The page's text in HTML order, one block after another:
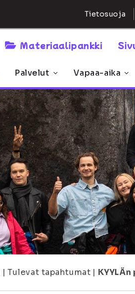
Tietosuoja
Materiaalipankki
Palvelut Vapaa-aika
| Tulevat tapahtumat |